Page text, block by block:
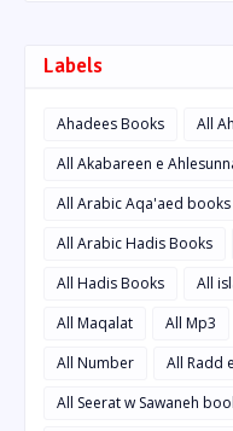
Labels
Ahadees Books
All
All Akabareen e
All Arabic Aqa'aed books
All Arabic Hadis Books
All Hadis Books
All
All Maqalat
All Mp3
All Number
All Radd
All Seerat w Sawaneh